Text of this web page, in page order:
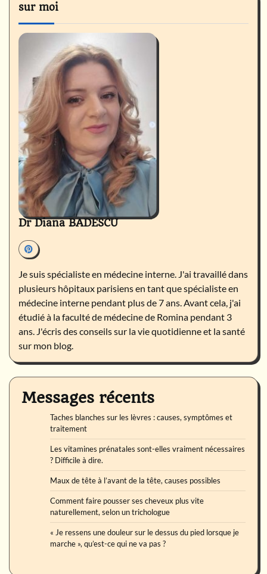
sur moi
Dr Diana BADESCU
Je suis spécialiste en médecine interne. J'ai travaillé dans
plusieurs hôpitaux parisiens en tant que spécialiste en
médecine interne pendant plus de 7 ans. Avant cela, j'ai
étudié à la faculté de médecine de Romina pendant 3
ans. J'écris des conseils sur la vie quotidienne et la santé
sur mon blog.
Messages récents
Taches blanches sur les lèvres : causes, symptômes et
traitement
Les vitamines prénatales sont-elles vraiment nécessaires
? Difficile à dire.
Maux de tête à l’avant de la tête, causes possibles
Comment faire pousser ses cheveux plus vite
naturellement, selon un trichologue
« Je ressens une douleur sur le dessus du pied lorsque je
marche », qu’est-ce qui ne va pas ?